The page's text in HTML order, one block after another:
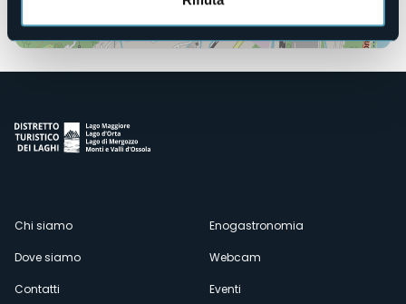
Menù
secondario
Chi siamo
Dove siamo
Contatti
Enogastronomia
Webcam
Eventi